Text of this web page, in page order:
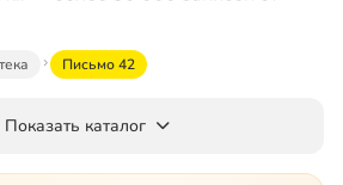
Письмо 42
Показать каталог